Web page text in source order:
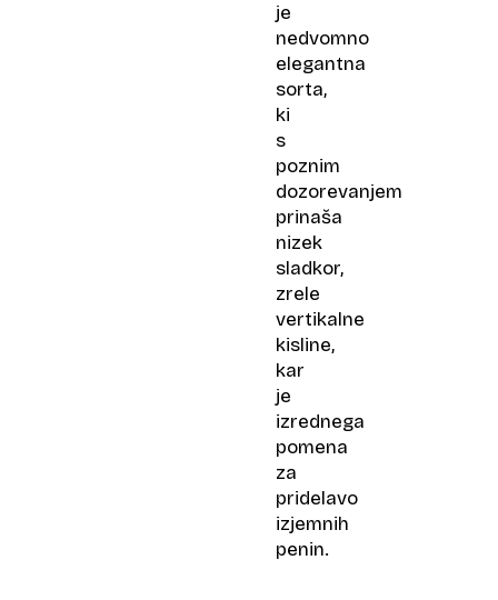
je
nedvomno
elegantna
sorta,
ki
s
poznim
dozorevanjem
prinaša
nizek
sladkor,
zrele
vertikalne
kisline,
kar
je
izrednega
pomena
za
pridelavo
izjemnih
penin.